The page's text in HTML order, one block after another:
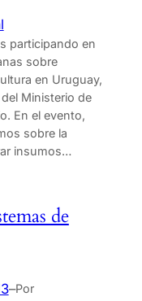
participando en
sobre
en Uruguay,
Ministerio de
En el evento,
sobre la
insumos…
de
–Por